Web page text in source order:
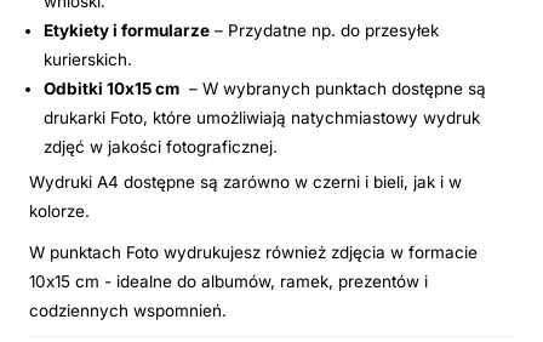
Etykiety i formularze – Przydatne np. do przesyłek
kurierskich.
Odbitki 10x15 cm – W wybranych punktach dostępne są
drukarki Foto, które umożliwiają natychmiastowy wydruk
zdjęć w jakości fotograficznej.
Wydruki A4 dostępne są zarówno w czerni i bieli, jak i w
kolorze.
W punktach Foto wydrukujesz również zdjęcia w formacie
10x15 cm - idealne do albumów, ramek, prezentów i
codziennych wspomnień.